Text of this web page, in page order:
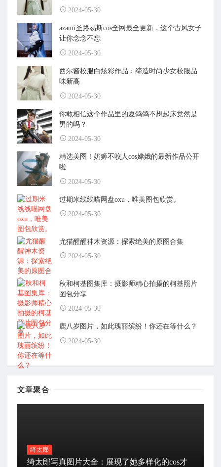
2024-05-30
azami圣路易斯cos全网最全更新，这个古风女子
让你念念不忘
2024-05-30
西尔酱校服白炫彩作品：缔造时尚少女校服品
味新高
2024-05-30
你敢相信这个作品里的夏鸽鸽不想起床竟然是
男的吗？
2024-05-30
精选美图！奶狮不咬人cos嫦娥的最新作品公开
啦
2024-05-30
过期米线线喵网盘oxu，唯美图包欣赏。
2024-05-30
尤猫醒醒神木资源：探索绝美的原图合集
2024-05-30
秋和柯基图集库：摄影师精心拍摄的柯基照片
图包分享
2024-05-30
鹿八岁图片，如此瑰丽缤纷！你还在等什么？
2024-05-30
文章聚合
绮太郎
绮太郎写真图片大全：展现了她多样化的cos才